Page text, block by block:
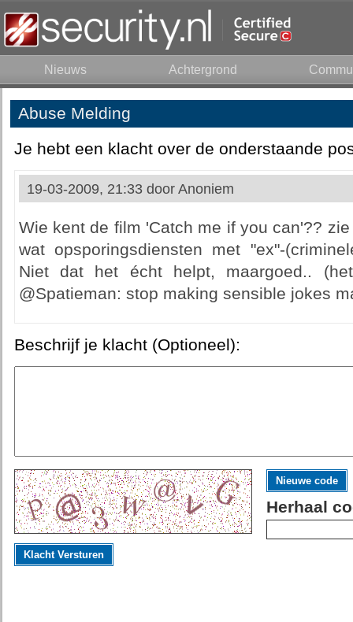
Nieuws Achtergrond
Abuse Melding
Je hebt een klacht over de onderstaande
19-03-2009, 21:33 door Anoniem
Wie kent de film 'Catch me if you can'??
wat opsporingsdiensten met "ex"-
Niet dat het écht helpt, maargoed..
@Spatieman: stop making sensible jokes
Beschrijf je klacht (Optioneel):
Nieuwe code
Herhaal
Klacht Versturen